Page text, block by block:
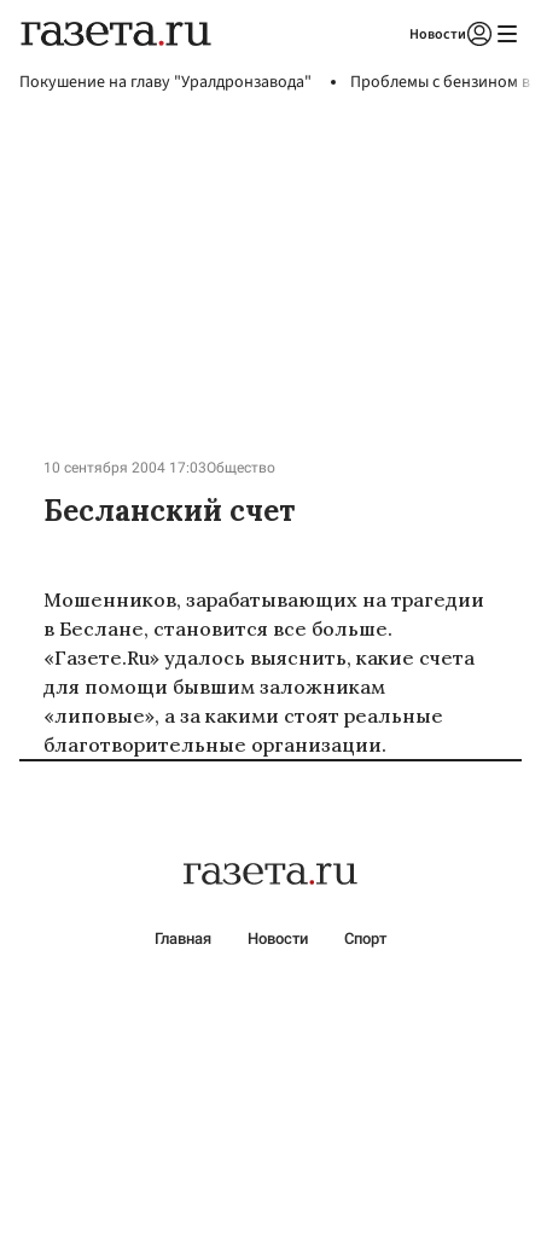
Новости
Покушение на главу "Уралдронзавода" Проблемы с бензином в
10 сентября 2004 17:03Общество
Бесланский счет
Мошенников, зарабатывающих на трагедии
в Беслане, становится все больше.
«Газете.Ru» удалось выяснить, какие счета
для помощи бывшим заложникам
«липовые», а за какими стоят реальные
благотворительные организации.
Главная Новости Спорт